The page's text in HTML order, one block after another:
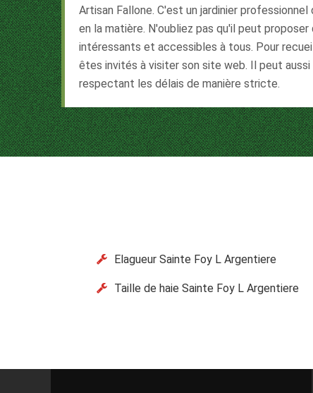
Artisan Fallone. C'est un jardinier
en la matière. N'oubliez pas qu'il peut
intéressants et accessibles à tous. Pour
êtes invités à visiter son site web. Il peut
respectant les délais de manière stricte.
Elagueur Sainte Foy L Argentiere
Taille de haie Sainte Foy L Argentiere